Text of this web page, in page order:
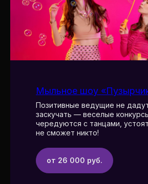
Мыльное шоу
Позитивные ведущие не
заскучать — веселые
чередуются с танцами,
не сможет никто!
от 26 000 руб.